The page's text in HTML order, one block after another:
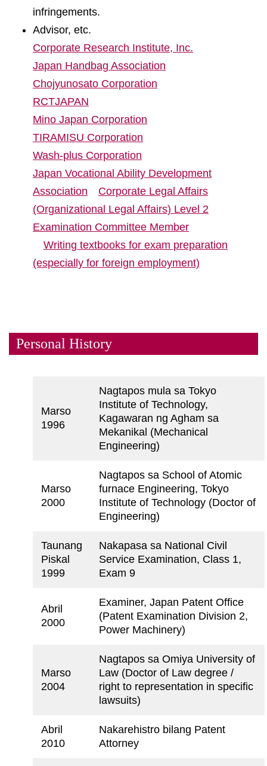
infringements.
Advisor, etc.
Corporate Research Institute, Inc.
Japan Handbag Association
Chojyunosato Corporation
RCTJAPAN
Mino Japan Corporation
TIRAMISU Corporation
Wash-plus Corporation
Japan Vocational Ability Development
Association
Corporate Legal Affairs
(Organizational Legal Affairs) Level 2
Examination Committee Member
Writing textbooks for exam preparation
(especially for foreign employment)
Personal History
Marso
1996
Nagtapos mula sa Tokyo
Institute of Technology,
Kagawaran ng Agham sa
Mekanikal (Mechanical
Engineering)
Marso
2000
Nagtapos sa School of Atomic
furnace Engineering, Tokyo
Institute of Technology (Doctor of
Engineering)
Taunang
Piskal
1999
Nakapasa sa National Civil
Service Examination, Class 1,
Exam 9
Abril
2000
Examiner, Japan Patent Office
(Patent Examination Division 2,
Power Machinery)
Marso
2004
Nagtapos sa Omiya University of
Law (Doctor of Law degree /
right to representation in specific
lawsuits)
Abril
2010
Nakarehistro bilang Patent
Attorney